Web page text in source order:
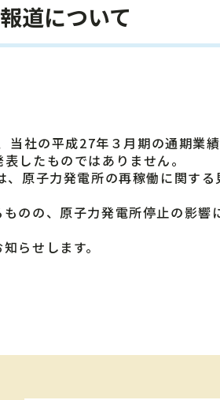
道について
社の平成27年３月期の通期業
したものではありません。
原子力発電所の再稼働に関す
のの、原子力発電所停止の影響
らせします。